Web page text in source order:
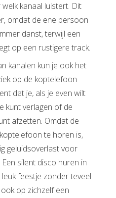
kanaal luistert. Dit
omdat de ene persoon
danst, terwijl een
op een rustigere track.
kanalen kun je ook het
op de koptelefoon
dat je, als je even wilt
kunt verlagen of de
afzetten. Omdat de
te horen is,
geluidsoverlast voor
silent disco huren in
feestje zonder teveel
op zichzelf een